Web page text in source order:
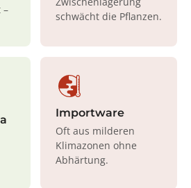
–
schwächt die Pflanzen.
Importware
Oft aus milderen
Klimazonen ohne
Abhärtung.